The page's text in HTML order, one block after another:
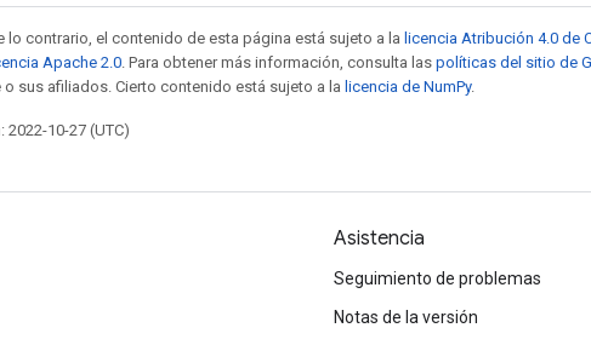
lo contrario, el contenido de esta página está sujeto a la licencia Atribución 4.0 de
Apache 2.0 . Para obtener más información, consulta las políticas del sitio de
o sus afiliados. Cierto contenido está sujeto a la licencia de NumPy.
10-27 (UTC)
Asistencia
Seguimiento de problemas
Notas de la versión